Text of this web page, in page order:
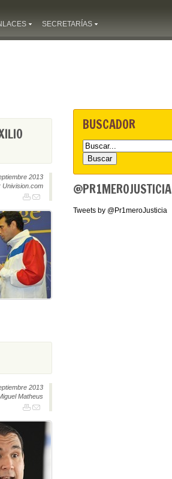
SECRETARÍAS
2013
Univision.com
2013
Matheus
BUSCADOR
@PR1MEROJUSTICIA
Tweets by @Pr1meroJusticia